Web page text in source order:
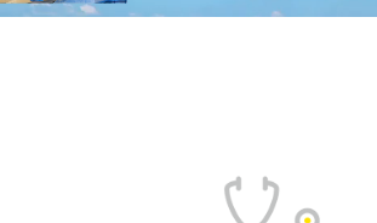
咳が長引く病気